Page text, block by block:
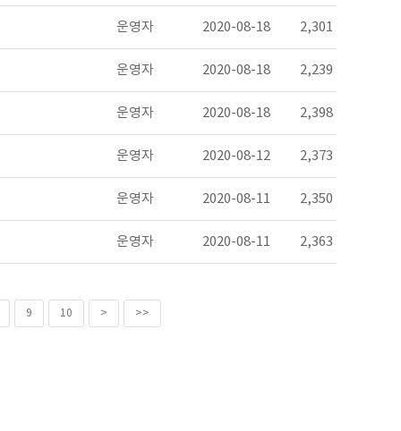
운영자 2020-08-18 2,301
운영자 2020-08-18 2,239
운영자 2020-08-18 2,398
운영자 2020-08-12 2,373
운영자 2020-08-11 2,350
운영자 2020-08-11 2,363
9 10 > >>